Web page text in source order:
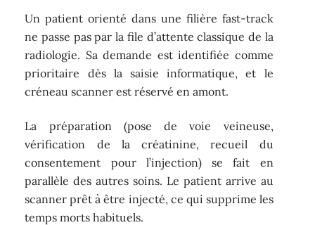
Un patient orienté dans une filière fast-track
ne passe pas par la file d’attente classique de la
radiologie. Sa demande est identifiée comme
prioritaire dès la saisie informatique, et le
créneau scanner est réservé en amont.
La préparation (pose de voie veineuse,
vérification de la créatinine, recueil du
consentement pour l’injection) se fait en
parallèle des autres soins. Le patient arrive au
scanner prêt à être injecté, ce qui supprime les
temps morts habituels.